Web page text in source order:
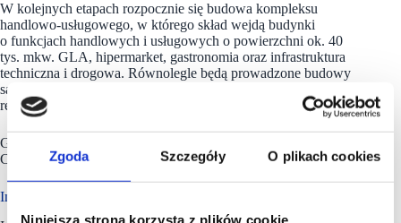
Zgoda Szczegóły O plikach cookies
Niniejsza strona korzysta z plików cookie
W kolejnych etapach rozpocznie się budowa kompleksu
handlowo-usługowego, w którego skład wejdą budynki
o funkcjach handlowych i usługowych o powierzchni ok. 40
tys. mkw. GLA, hipermarket, gastronomia oraz infrastruktura
techniczna i drogowa. Równolegle będą prowadzone budowy
sąsiednich obiektów należących do partnerów, czyli obiektów
restauracyjnych, sklepu DIY oraz aquaparku.
Głównym inwestorem części handlowej inwestycji jest firma
Ceetrus Polska.
Inwestycja przyjazna mieszkańcom i środowisku